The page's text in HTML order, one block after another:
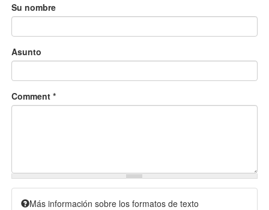
Su nombre
Asunto
Comment *
Más información sobre los formatos de texto